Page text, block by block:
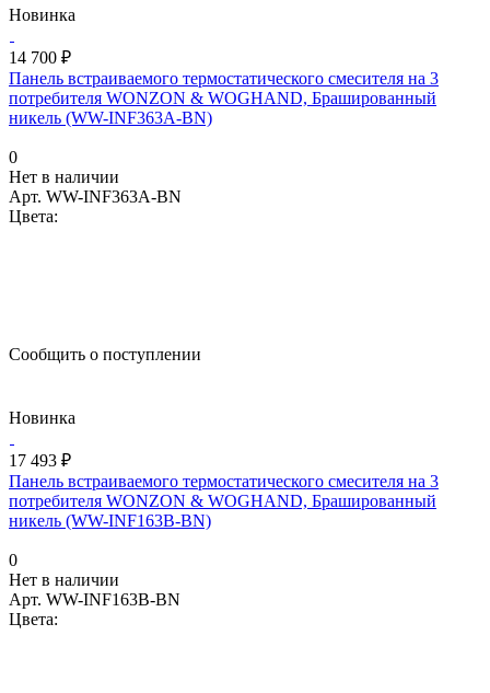
Новинка
14 700 ₽
Панель встраиваемого термостатического смесителя на 3
потребителя WONZON & WOGHAND, Брашированный
никель (WW-INF363A-BN)
0
Нет в наличии
Арт. WW-INF363A-BN
Цвета:
Сообщить о поступлении
Новинка
17 493 ₽
Панель встраиваемого термостатического смесителя на 3
потребителя WONZON & WOGHAND, Брашированный
никель (WW-INF163B-BN)
0
Нет в наличии
Арт. WW-INF163B-BN
Цвета: